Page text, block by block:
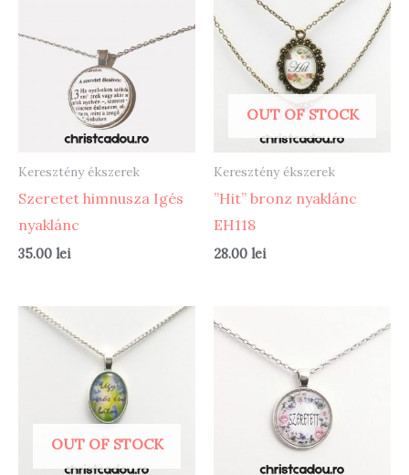
Keresztény ékszerek
Szeretet himnusza Igés
nyaklánc
35.00 lei
OUT OF STOCK
Keresztény ékszerek
”Hit” bronz nyaklánc
EH118
28.00 lei
OUT OF STOCK